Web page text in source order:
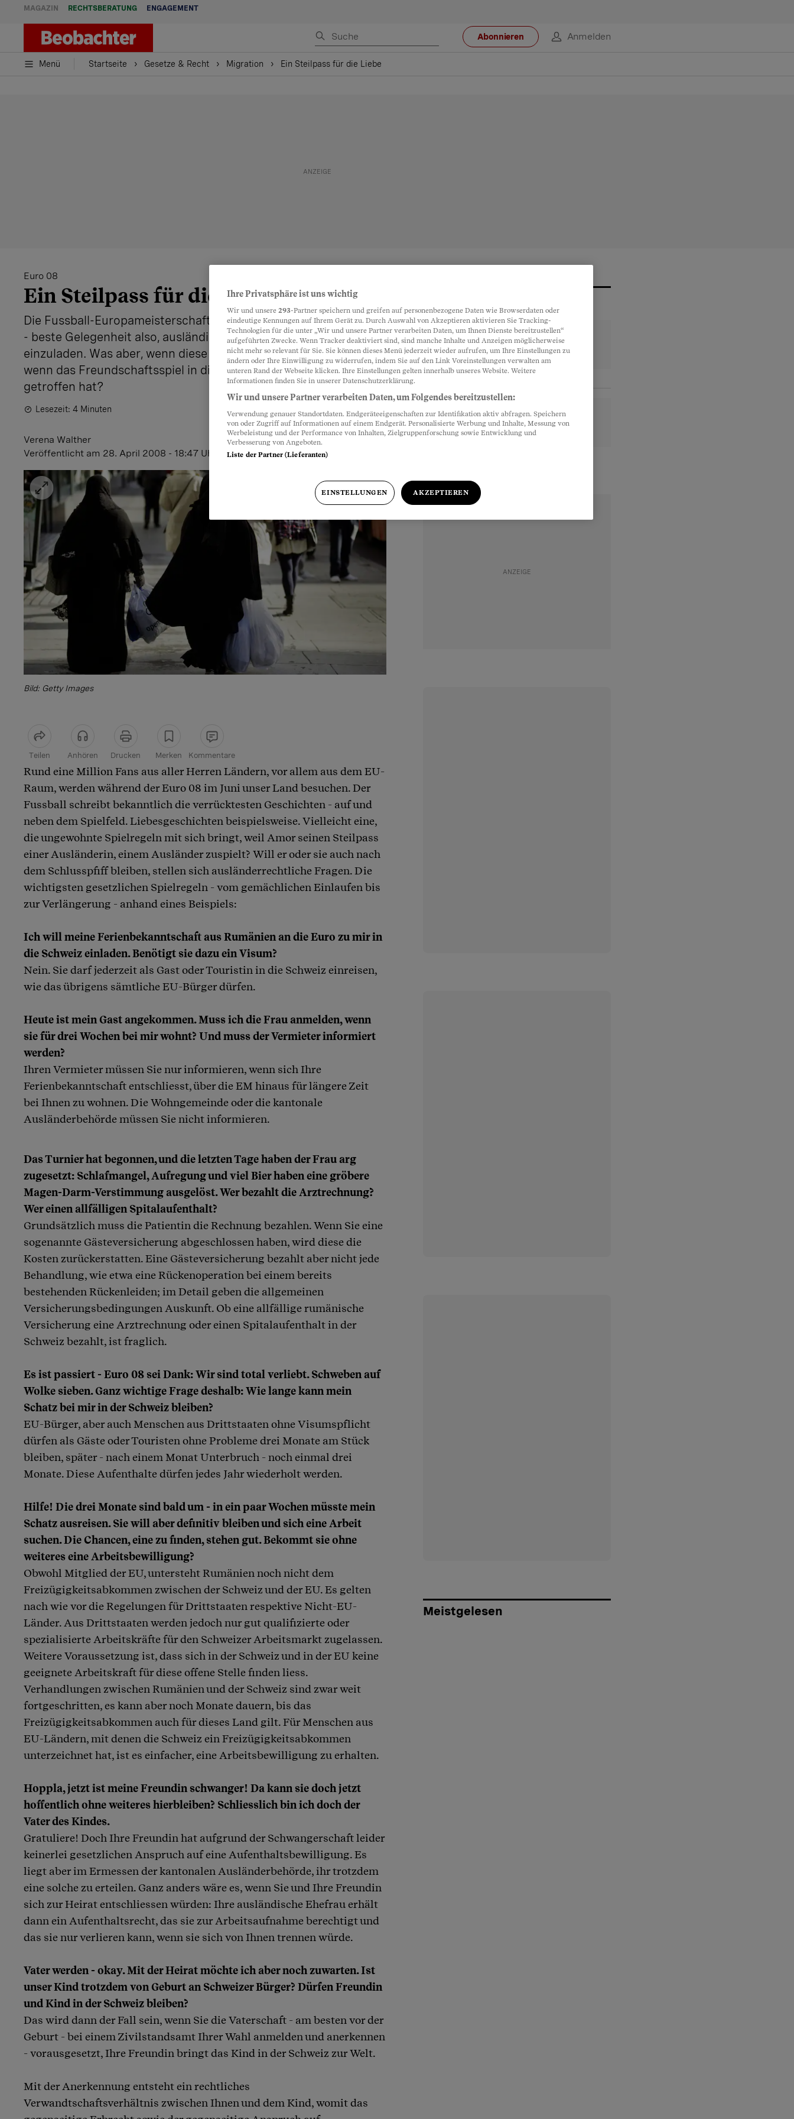
MAGAZIN RECHTSBERATUNG ENGAGEMENT
Abonnieren Anmelden
Menü Startseite Gesetze & Recht Migration Ein Steilpass für die Liebe
Euro 08
Ein Steilpass für die Liebe
Die Fussball-Europameisterschaft hat etwas Völkerverbindendes
- beste Gelegenheit also, ausländische Freunde in die Schweiz
einzuladen. Was aber, wenn diese nicht mehr gehen wollen? Oder
wenn das Freundschaftsspiel in die Verlängerung geht, weil Amor
getroffen hat?
Lesezeit: 4 Minuten
Verena Walther
Veröffentlicht am 28. April 2008 - 18:47 Uhr
Bild: Getty Images
Teilen Anhören Drucken Merken Kommentare
Artikel teilen
Rund eine Million Fans aus aller Herren Ländern, vor allem aus dem EU-
Raum, werden während der Euro 08 im Juni unser Land besuchen. Der
Fussball schreibt bekanntlich die verrücktesten Geschichten - auf und
neben dem Spielfeld. Liebesgeschichten beispielsweise. Vielleicht eine,
die ungewohnte Spielregeln mit sich bringt, weil Amor seinen Steilpass
einer Ausländerin, einem Ausländer zuspielt? Will er oder sie auch nach
dem Schlusspfiff bleiben, stellen sich ausländerrechtliche Fragen. Die
wichtigsten gesetzlichen Spielregeln - vom gemächlichen Einlaufen bis
zur Verlängerung - anhand eines Beispiels:
Ich will meine Ferienbekanntschaft aus Rumänien an die Euro zu mir in
die Schweiz einladen. Benötigt sie dazu ein Visum?
Nein. Sie darf jederzeit als Gast oder Touristin in die Schweiz einreisen,
wie das übrigens sämtliche EU-Bürger dürfen.
Heute ist mein Gast angekommen. Muss ich die Frau anmelden, wenn
sie für drei Wochen bei mir wohnt? Und muss der Vermieter informiert
werden?
Ihren Vermieter müssen Sie nur informieren, wenn sich Ihre
Ferienbekanntschaft entschliesst, über die EM hinaus für längere Zeit
bei Ihnen zu wohnen. Die Wohngemeinde oder die kantonale
Ausländerbehörde müssen Sie nicht informieren.
Das Turnier hat begonnen, und die letzten Tage haben der Frau arg
zugesetzt: Schlafmangel, Aufregung und viel Bier haben eine gröbere
Magen-Darm-Verstimmung ausgelöst. Wer bezahlt die Arztrechnung?
Wer einen allfälligen Spitalaufenthalt?
Grundsätzlich muss die Patientin die Rechnung bezahlen. Wenn Sie eine
sogenannte Gästeversicherung abgeschlossen haben, wird diese die
Kosten zurückerstatten. Eine Gästeversicherung bezahlt aber nicht jede
Behandlung, wie etwa eine Rückenoperation bei einem bereits
bestehenden Rückenleiden; im Detail geben die allgemeinen
Versicherungsbedingungen Auskunft. Ob eine allfällige rumänische
Versicherung eine Arztrechnung oder einen Spitalaufenthalt in der
Schweiz bezahlt, ist fraglich.
Es ist passiert - Euro 08 sei Dank: Wir sind total verliebt. Schweben auf
Wolke sieben. Ganz wichtige Frage deshalb: Wie lange kann mein
Schatz bei mir in der Schweiz bleiben?
EU-Bürger, aber auch Menschen aus Drittstaaten ohne Visumspflicht
dürfen als Gäste oder Touristen ohne Probleme drei Monate am Stück
bleiben, später - nach einem Monat Unterbruch - noch einmal drei
Monate. Diese Aufenthalte dürfen jedes Jahr wiederholt werden.
Hilfe! Die drei Monate sind bald um - in ein paar Wochen müsste mein
Schatz ausreisen. Sie will aber definitiv bleiben und sich eine Arbeit
suchen. Die Chancen, eine zu finden, stehen gut. Bekommt sie ohne
weiteres eine Arbeitsbewilligung?
Obwohl Mitglied der EU, untersteht Rumänien noch nicht dem
Freizügigkeitsabkommen zwischen der Schweiz und der EU. Es gelten
nach wie vor die Regelungen für Drittstaaten respektive Nicht-EU-
Länder. Aus Drittstaaten werden jedoch nur gut qualifizierte oder
spezialisierte Arbeitskräfte für den Schweizer Arbeitsmarkt zugelassen.
Weitere Voraussetzung ist, dass sich in der Schweiz und in der EU keine
geeignete Arbeitskraft für diese offene Stelle finden liess.
Verhandlungen zwischen Rumänien und der Schweiz sind zwar weit
fortgeschritten, es kann aber noch Monate dauern, bis das
Freizügigkeitsabkommen auch für dieses Land gilt. Für Menschen aus
EU-Ländern, mit denen die Schweiz ein Freizügigkeitsabkommen
unterzeichnet hat, ist es einfacher, eine Arbeitsbewilligung zu erhalten.
Hoppla, jetzt ist meine Freundin schwanger! Da kann sie doch jetzt
hoffentlich ohne weiteres hierbleiben? Schliesslich bin ich doch der
Vater des Kindes.
Gratuliere! Doch Ihre Freundin hat aufgrund der Schwangerschaft leider
keinerlei gesetzlichen Anspruch auf eine Aufenthaltsbewilligung. Es
liegt aber im Ermessen der kantonalen Ausländerbehörde, ihr trotzdem
eine solche zu erteilen. Ganz anders wäre es, wenn Sie und Ihre Freundin
sich zur Heirat entschliessen würden: Ihre ausländische Ehefrau erhält
dann ein Aufenthaltsrecht, das sie zur Arbeitsaufnahme berechtigt und
das sie nur verlieren kann, wenn sie sich von Ihnen trennen würde.
Vater werden - okay. Mit der Heirat möchte ich aber noch zuwarten. Ist
unser Kind trotzdem von Geburt an Schweizer Bürger? Dürfen Freundin
und Kind in der Schweiz bleiben?
Das wird dann der Fall sein, wenn Sie die Vaterschaft - am besten vor der
Geburt - bei einem Zivilstandsamt Ihrer Wahl anmelden und anerkennen
- vorausgesetzt, Ihre Freundin bringt das Kind in der Schweiz zur Welt.
Mit der Anerkennung entsteht ein rechtliches
Verwandtschaftsverhältnis zwischen Ihnen und dem Kind, womit das
Meistgelesen
Ihre Privatsphäre ist uns wichtig
Wir und unsere 293-Partner speichern und greifen auf personenbezogene Daten wie Browserdaten oder
eindeutige Kennungen auf Ihrem Gerät zu. Durch Auswahl von Akzeptieren aktivieren Sie Tracking-
Technologien für die unter „Wir und unsere Partner verarbeiten Daten, um Ihnen Dienste bereitzustellen“
aufgeführten Zwecke. Wenn Tracker deaktiviert sind, sind manche Inhalte und Anzeigen möglicherweise
nicht mehr so relevant für Sie. Sie können dieses Menü jederzeit wieder aufrufen, um Ihre Einstellungen zu
ändern oder Ihre Einwilligung zu widerrufen, indem Sie auf den Link Voreinstellungen verwalten am
unteren Rand der Webseite klicken. Ihre Einstellungen gelten innerhalb unseres Website. Weitere
Informationen finden Sie in unserer Datenschutzerklärung.
Wir und unsere Partner verarbeiten Daten, um Folgendes bereitzustellen:
Verwendung genauer Standortdaten. Endgeräteeigenschaften zur Identifikation aktiv abfragen. Speichern
von oder Zugriff auf Informationen auf einem Endgerät. Personalisierte Werbung und Inhalte, Messung von
Werbeleistung und der Performance von Inhalten, Zielgruppenforschung sowie Entwicklung und
Verbesserung von Angeboten.
Liste der Partner (Lieferanten)
EINSTELLUNGEN AKZEPTIEREN